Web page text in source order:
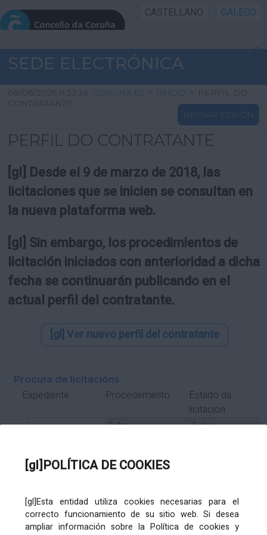
[gl]POLÍTICA DE COOKIES
[gl]Esta entidad utiliza cookies necesarias para el
correcto funcionamiento de su sitio web. Si desea
ampliar información sobre la Política de cookies y
CASTELLANO GALEGO
INICIO SEDE
INICIO
INFORMACIÓN PÚBLICA
UTILIDADES
SEDE ELECTRÓNICA
08/08/2026 11:32:38 CORUNA.ES > INICIO > PERFIL DO
CONTRATANTE
INICIAR SESIÓN
PERFIL DO CONTRATANTE
[gl] Desde el 9 de marzo de 2018, las
licitaciones que se inicien se consultan en
la nueva plataforma web.
[gl] Sin embargo, los procedimientos de
licitación iniciados con anterioridad a dicha
fecha se continuarán publicando en el
actual perfil del contratante.
[gl] Ver nuevo perfil del contratante
Procura de licitacións
Expediente Procedemento
Estado da
licitación
Subcontrato Tramitación
Órgano de contratación Título